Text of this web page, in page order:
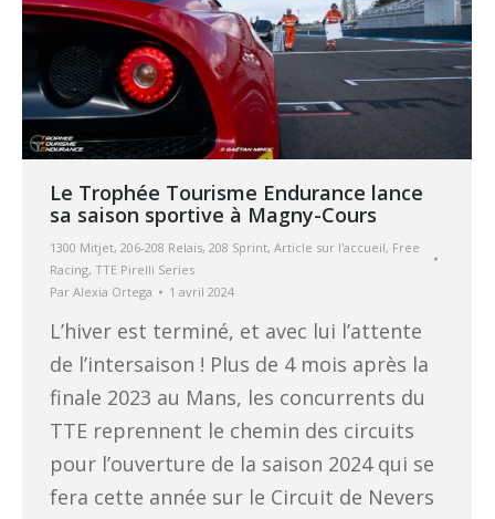
Le Trophée Tourisme Endurance lance
sa saison sportive à Magny-Cours
1300 Mitjet, 206-208 Relais, 208 Sprint, Article sur l'accueil, Free
Racing, TTE Pirelli Series
Par Alexia Ortega 1 avril 2024
L’hiver est terminé, et avec lui l’attente
de l’intersaison ! Plus de 4 mois après la
finale 2023 au Mans, les concurrents du
TTE reprennent le chemin des circuits
pour l’ouverture de la saison 2024 qui se
fera cette année sur le Circuit de Nevers